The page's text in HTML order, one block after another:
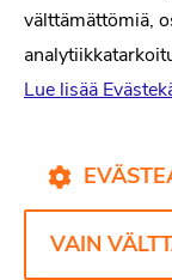
Tiede
Kirjat
Yhteystiedot
välttämättömiä,
Lue lisää
VAIN